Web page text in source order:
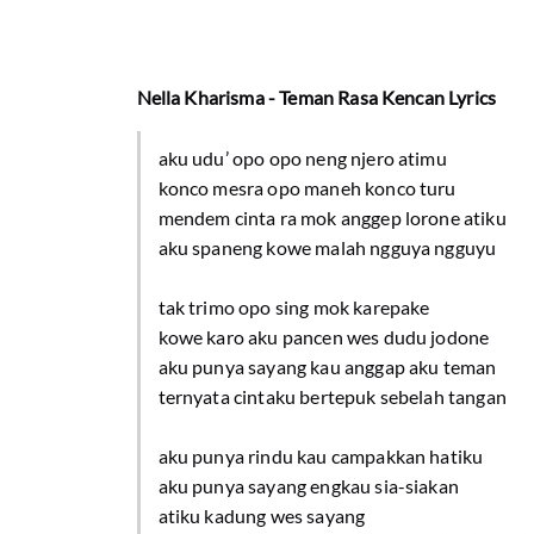
Nella Kharisma - Teman Rasa Kencan Lyrics
aku udu’ opo opo neng njero atimu
konco mesra opo maneh konco turu
mendem cinta ra mok anggep lorone atiku
aku spaneng kowe malah ngguya ngguyu
tak trimo opo sing mok karepake
kowe karo aku pancen wes dudu jodone
aku punya sayang kau anggap aku teman
ternyata cintaku bertepuk sebelah tangan
aku punya rindu kau campakkan hatiku
aku punya sayang engkau sia-siakan
atiku kadung wes sayang